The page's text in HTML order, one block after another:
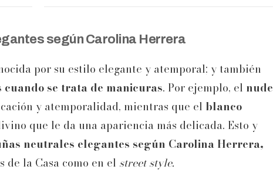
según Carolina Herrera
por su estilo elegante y atemporal; y también
se trata de manicuras. Por ejemplo, el nude
y atemporalidad, mientras que el blanco
que le da una apariencia más delicada. Esto y
neutrales elegantes según Carolina Herrera,
de la Casa como en el street style.